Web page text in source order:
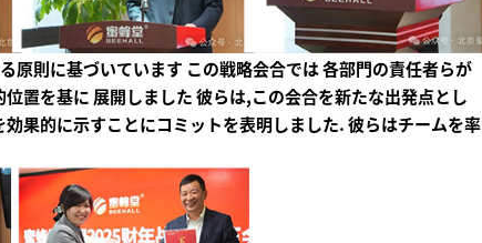
原則に基づいています この戦略会合では 各部門の責任者らが
置を基に 展開しました 彼らは,この会合を新たな出発点とし
果的に示すことにコミットを表明しました. 彼らはチームを率